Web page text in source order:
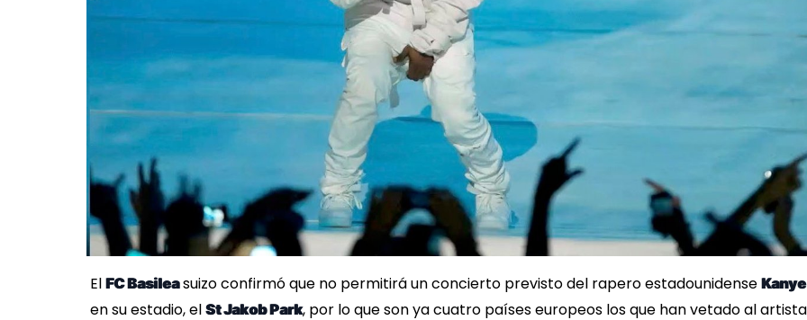
El FC Basileasuizo confirmó que no permitirá un concierto previsto del rapero estadounidense
en su estadio, el St Jakob Park, por lo que son ya cuatro países europeos los que han vetado al